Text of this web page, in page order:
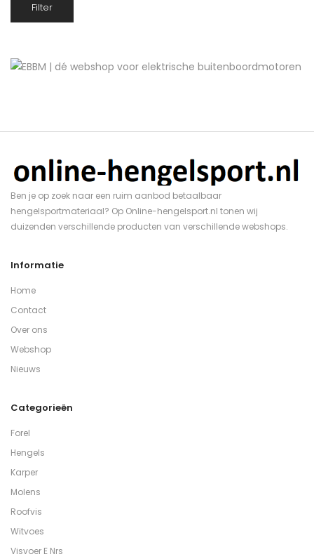
Filter
Ben je op zoek naar een ruim aanbod betaalbaar
hengelsportmateriaal? Op Online-hengelsport.nl tonen wij
duizenden verschillende producten van verschillende webshops.
Informatie
Home
Contact
Over ons
Webshop
Nieuws
Categorieën
Forel
Hengels
Karper
Molens
Roofvis
Witvoes
Visvoer E Nrs